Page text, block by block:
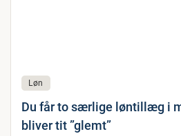
Løn
Du får to særlige løntillæg i
bliver tit ”glemt”